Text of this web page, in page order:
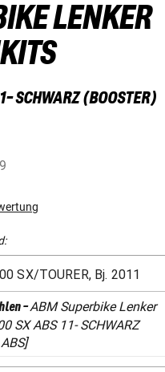
LENKER
SCHWARZ (BOOSTER)
-ABM Superbike Lenker
SX ABS 11- SCHWARZ